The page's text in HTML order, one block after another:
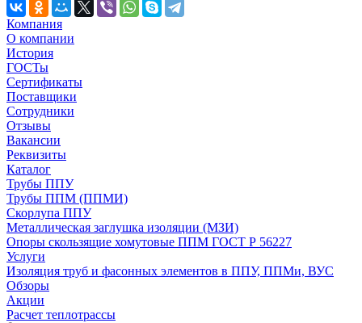
Компания
О компании
История
ГОСТы
Сертификаты
Поставщики
Сотрудники
Отзывы
Вакансии
Реквизиты
Каталог
Трубы ППУ
Трубы ППМ (ППМИ)
Скорлупа ППУ
Металлическая заглушка изоляции (МЗИ)
Опоры скользящие хомутовые ППМ ГОСТ Р 56227
Услуги
Изоляция труб и фасонных элементов в ППУ, ППМи, ВУС
Обзоры
Акции
Расчет теплотрассы